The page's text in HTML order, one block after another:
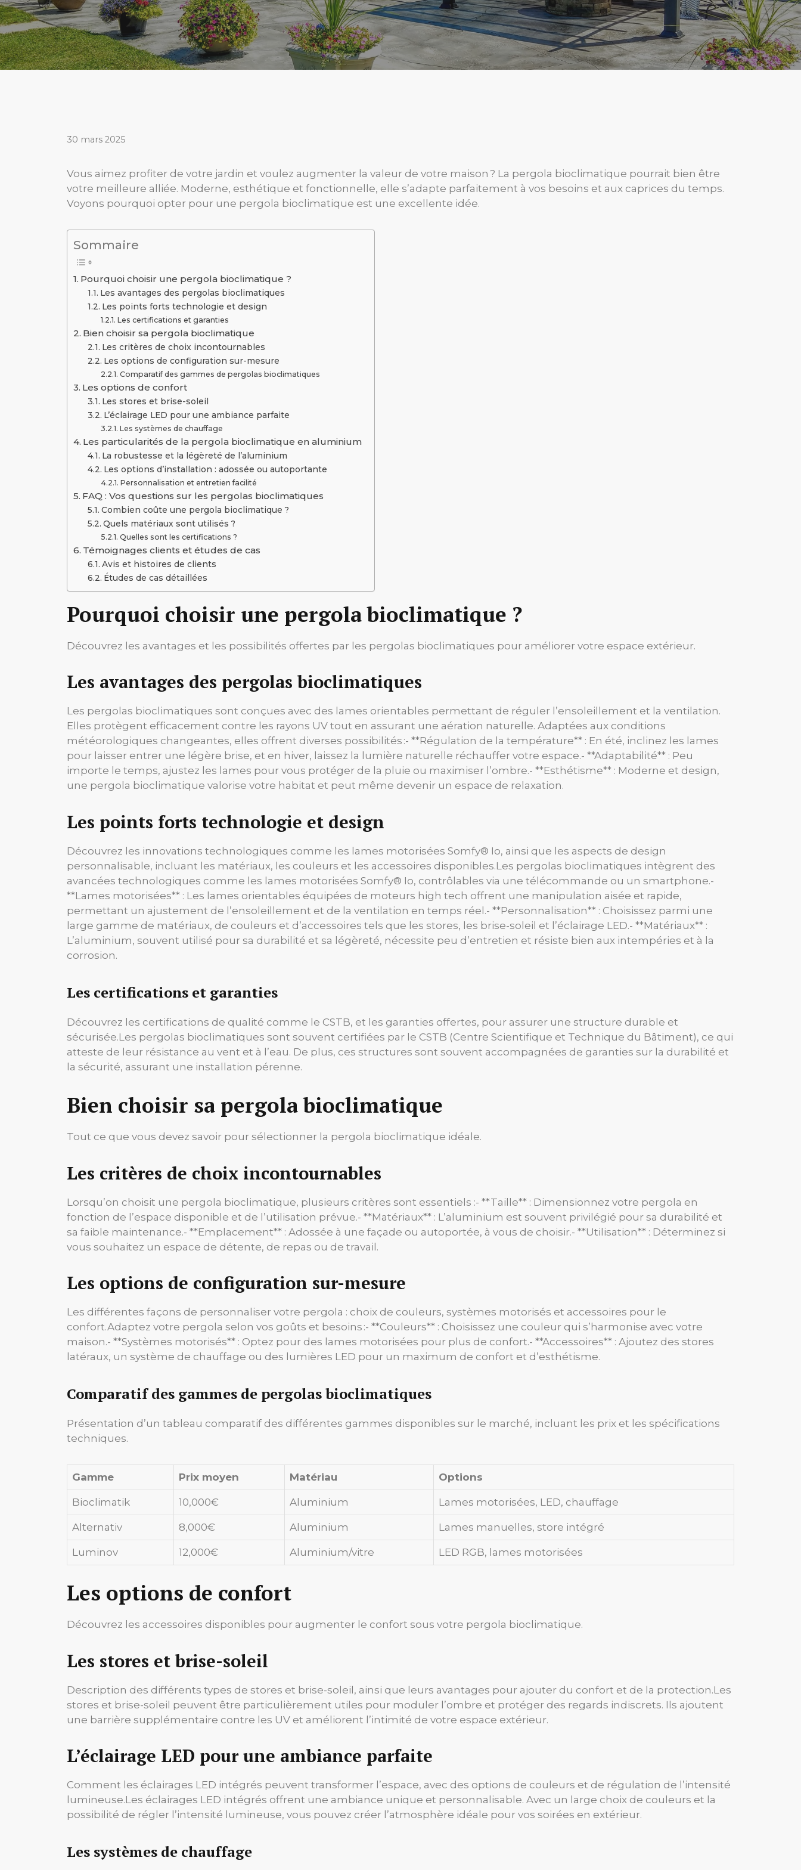
30 mars 2025
Vous aimez profiter de votre jardin et voulez augmenter la valeur de votre maison ? La pergola bioclimatique pourrait bien être
votre meilleure alliée. Moderne, esthétique et fonctionnelle, elle s’adapte parfaitement à vos besoins et aux caprices du temps.
Voyons pourquoi opter pour une pergola bioclimatique est une excellente idée.
Sommaire
Pourquoi choisir une pergola bioclimatique ?
Les avantages des pergolas bioclimatiques
Les points forts technologie et design
Les certifications et garanties
Bien choisir sa pergola bioclimatique
Les critères de choix incontournables
Les options de configuration sur-mesure
Comparatif des gammes de pergolas bioclimatiques
Les options de confort
Les stores et brise-soleil
L’éclairage LED pour une ambiance parfaite
Les systèmes de chauffage
Les particularités de la pergola bioclimatique en aluminium
La robustesse et la légèreté de l’aluminium
Les options d’installation : adossée ou autoportante
Personnalisation et entretien facilité
FAQ : Vos questions sur les pergolas bioclimatiques
Combien coûte une pergola bioclimatique ?
Quels matériaux sont utilisés ?
Quelles sont les certifications ?
Témoignages clients et études de cas
Avis et histoires de clients
Études de cas détaillées
Pourquoi choisir une pergola bioclimatique ?
Découvrez les avantages et les possibilités offertes par les pergolas bioclimatiques pour améliorer votre espace extérieur.
Les avantages des pergolas bioclimatiques
Les pergolas bioclimatiques sont conçues avec des lames orientables permettant de réguler l’ensoleillement et la ventilation.
Elles protègent efficacement contre les rayons UV tout en assurant une aération naturelle. Adaptées aux conditions
météorologiques changeantes, elles offrent diverses possibilités :- **Régulation de la température** : En été, inclinez les lames
pour laisser entrer une légère brise, et en hiver, laissez la lumière naturelle réchauffer votre espace.- **Adaptabilité** : Peu
importe le temps, ajustez les lames pour vous protéger de la pluie ou maximiser l’ombre.- **Esthétisme** : Moderne et design,
une pergola bioclimatique valorise votre habitat et peut même devenir un espace de relaxation.
Les points forts technologie et design
Découvrez les innovations technologiques comme les lames motorisées Somfy® Io, ainsi que les aspects de design
personnalisable, incluant les matériaux, les couleurs et les accessoires disponibles.Les pergolas bioclimatiques intègrent des
avancées technologiques comme les lames motorisées Somfy® Io, contrôlables via une télécommande ou un smartphone.-
**Lames motorisées** : Les lames orientables équipées de moteurs high tech offrent une manipulation aisée et rapide,
permettant un ajustement de l’ensoleillement et de la ventilation en temps réel.- **Personnalisation** : Choisissez parmi une
large gamme de matériaux, de couleurs et d’accessoires tels que les stores, les brise-soleil et l’éclairage LED.- **Matériaux** :
L’aluminium, souvent utilisé pour sa durabilité et sa légèreté, nécessite peu d’entretien et résiste bien aux intempéries et à la
corrosion.
Les certifications et garanties
Découvrez les certifications de qualité comme le CSTB, et les garanties offertes, pour assurer une structure durable et
sécurisée.Les pergolas bioclimatiques sont souvent certifiées par le CSTB (Centre Scientifique et Technique du Bâtiment), ce qui
atteste de leur résistance au vent et à l’eau. De plus, ces structures sont souvent accompagnées de garanties sur la durabilité et
la sécurité, assurant une installation pérenne.
Bien choisir sa pergola bioclimatique
Tout ce que vous devez savoir pour sélectionner la pergola bioclimatique idéale.
Les critères de choix incontournables
Lorsqu’on choisit une pergola bioclimatique, plusieurs critères sont essentiels :- **Taille** : Dimensionnez votre pergola en
fonction de l’espace disponible et de l’utilisation prévue.- **Matériaux** : L’aluminium est souvent privilégié pour sa durabilité et
sa faible maintenance.- **Emplacement** : Adossée à une façade ou autoportée, à vous de choisir.- **Utilisation** : Déterminez si
vous souhaitez un espace de détente, de repas ou de travail.
Les options de configuration sur-mesure
Les différentes façons de personnaliser votre pergola : choix de couleurs, systèmes motorisés et accessoires pour le
confort.Adaptez votre pergola selon vos goûts et besoins :- **Couleurs** : Choisissez une couleur qui s’harmonise avec votre
maison.- **Systèmes motorisés** : Optez pour des lames motorisées pour plus de confort.- **Accessoires** : Ajoutez des stores
latéraux, un système de chauffage ou des lumières LED pour un maximum de confort et d’esthétisme.
Comparatif des gammes de pergolas bioclimatiques
Présentation d’un tableau comparatif des différentes gammes disponibles sur le marché, incluant les prix et les spécifications
techniques.
Gamme Prix moyen Matériau Options
Bioclimatik 10,000€ Aluminium Lames motorisées, LED, chauffage
Alternativ 8,000€ Aluminium Lames manuelles, store intégré
Luminov 12,000€ Aluminium/vitre LED RGB, lames motorisées
Les options de confort
Découvrez les accessoires disponibles pour augmenter le confort sous votre pergola bioclimatique.
Les stores et brise-soleil
Description des différents types de stores et brise-soleil, ainsi que leurs avantages pour ajouter du confort et de la protection.Les
stores et brise-soleil peuvent être particulièrement utiles pour moduler l’ombre et protéger des regards indiscrets. Ils ajoutent
une barrière supplémentaire contre les UV et améliorent l’intimité de votre espace extérieur.
L’éclairage LED pour une ambiance parfaite
Comment les éclairages LED intégrés peuvent transformer l’espace, avec des options de couleurs et de régulation de l’intensité
lumineuse.Les éclairages LED intégrés offrent une ambiance unique et personnalisable. Avec un large choix de couleurs et la
possibilité de régler l’intensité lumineuse, vous pouvez créer l’atmosphère idéale pour vos soirées en extérieur.
Les systèmes de chauffage